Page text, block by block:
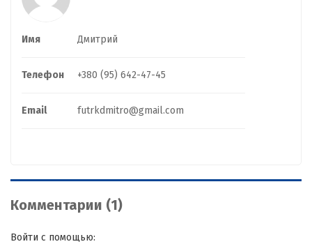
Имя Дмитрий
Телефон +380 (95) 642-47-45
Email futrkdmitro@gmail.com
Комментарии (1)
Войти с помощью: